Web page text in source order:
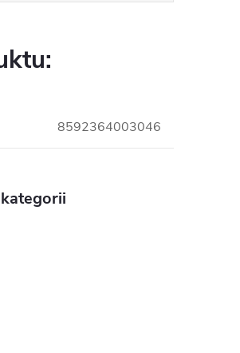
8592364003046